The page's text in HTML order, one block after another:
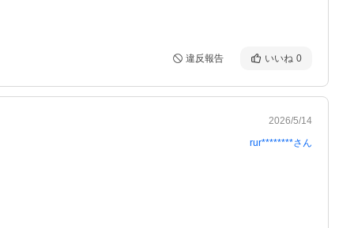
違反報告 いいね 0
2026/5/14
rur********さん